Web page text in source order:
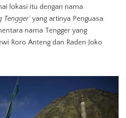
lokasi itu dengan nama
yang artinya Penguasa
nama Tengger yang
Roro Anteng dan Raden Joko